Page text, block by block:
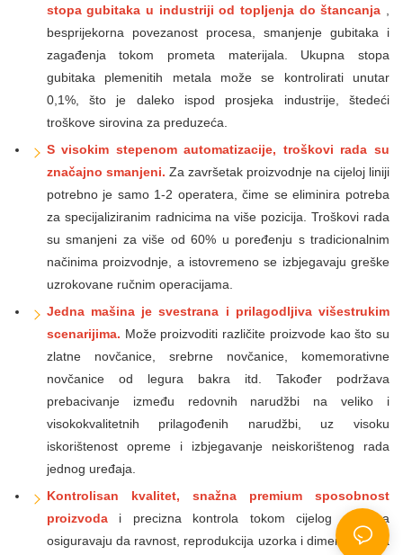
stopa gubitaka u industriji od topljenja do štancanja ,
besprijekorna povezanost procesa, smanjenje gubitaka i
zagađenja tokom prometa materijala. Ukupna stopa
gubitaka plemenitih metala može se kontrolirati unutar
0,1%, što je daleko ispod prosjeka industrije, štedeći
troškove sirovina za preduzeća.
S visokim stepenom automatizacije, troškovi rada su
značajno smanjeni. Za završetak proizvodnje na cijeloj liniji
potrebno je samo 1-2 operatera, čime se eliminira potreba
za specijaliziranim radnicima na više pozicija. Troškovi rada
su smanjeni za više od 60% u poređenju s tradicionalnim
načinima proizvodnje, a istovremeno se izbjegavaju greške
uzrokovane ručnim operacijama.
Jedna mašina je svestrana i prilagodljiva višestrukim
scenarijima. Može proizvoditi različite proizvode kao što su
zlatne novčanice, srebrne novčanice, komemorativne
novčanice od legura bakra itd. Također podržava
prebacivanje između redovnih narudžbi na veliko i
visokokvalitetnih prilagođenih narudžbi, uz visoku
iskorištenost opreme i izbjegavanje neiskorištenog rada
jednog uređaja.
Kontrolisan kvalitet, snažna premium sposobnost
proizvodai precizna kontrola tokom cijelog procesa
osiguravaju da ravnost, reprodukcija uzorka i dimenzionalna